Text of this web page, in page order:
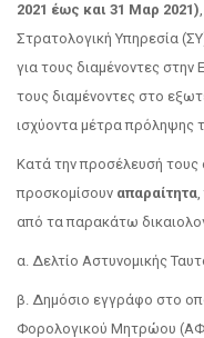
2021 έως και 31 Μαρ 2021)
Στρατολογική Υπηρεσία
για τους διαμένοντες στην
τους διαμένοντες στο
ισχύοντα μέτρα πρόληψης
Κατά την προσέλευσή τους
προσκομίσουν απαραίτητα,
από τα παρακάτω
α. Δελτίο Αστυνομικής
β. Δημόσιο εγγράφο στο
Φορολογικού Μητρώου